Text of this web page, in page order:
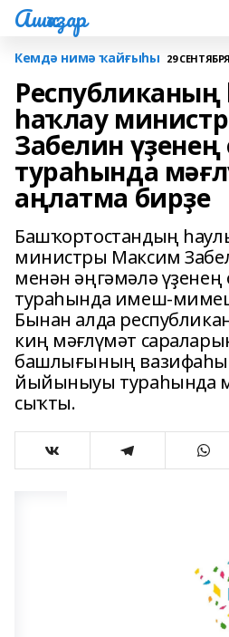
Ашҡаҙар
Кемдә нимә ҡайғыһы 29 СЕНТЯБРЯ
һаҡлау
Забелин үҙенең
тураһында
аңлатма бирҙе
Башҡортостандың
министры Максим
менән әңгәмәлә үҙенең
тураһында имеш-
Бынан алда
киң мәғлүмәт
башлығының
йыйыныуы тураһында
сыҡты.